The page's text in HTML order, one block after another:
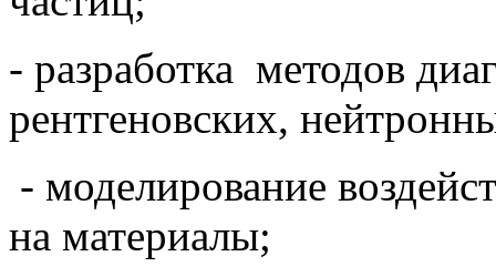
- разработка методов
рентгеновских,
- моделирование
на материалы;